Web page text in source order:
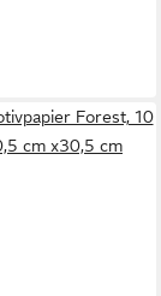
Forest, 10
cm x30,5 cm